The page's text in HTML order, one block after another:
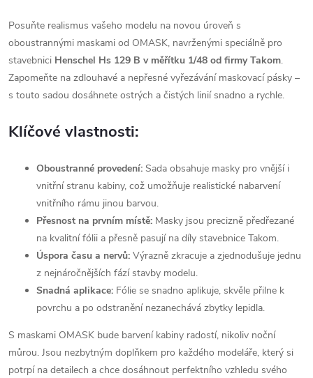
Posuňte realismus vašeho modelu na novou úroveň s
oboustrannými maskami od OMASK, navrženými speciálně pro
stavebnici Henschel Hs 129 B v měřítku 1/48 od firmy Takom.
Zapomeňte na zdlouhavé a nepřesné vyřezávání maskovací pásky –
s touto sadou dosáhnete ostrých a čistých linií snadno a rychle.
Klíčové vlastnosti:
Oboustranné provedení: Sada obsahuje masky pro vnější i
vnitřní stranu kabiny, což umožňuje realistické nabarvení
vnitřního rámu jinou barvou.
Přesnost na prvním místě: Masky jsou precizně předřezané
na kvalitní fólii a přesně pasují na díly stavebnice Takom.
Úspora času a nervů: Výrazně zkracuje a zjednodušuje jednu
z nejnáročnějších fází stavby modelu.
Snadná aplikace: Fólie se snadno aplikuje, skvěle přilne k
povrchu a po odstranění nezanechává zbytky lepidla.
S maskami OMASK bude barvení kabiny radostí, nikoliv noční
můrou. Jsou nezbytným doplňkem pro každého modeláře, který si
potrpí na detailech a chce dosáhnout perfektního vzhledu svého